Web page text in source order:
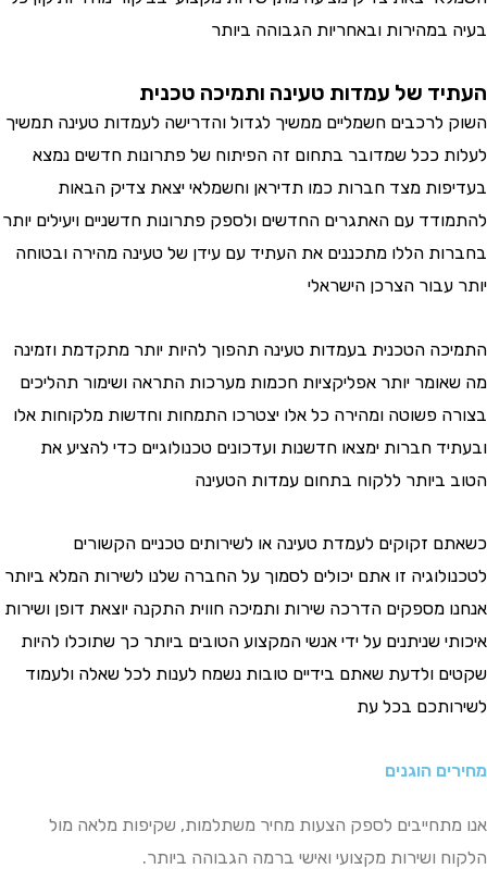
בעיה במהירות ובאחריות הגבוהה ביותר
העתיד של עמדות טעינה ותמיכה טכנית
השוק לרכבים חשמליים ממשיך לגדול והדרישה לעמדות טעינה תמשיך
לעלות ככל שמדובר בתחום זה הפיתוח של פתרונות חדשים נמצא
בעדיפות מצד חברות כמו תדיראן וחשמלאי יצאת צדיק הבאות
להתמודד עם האתגרים החדשים ולספק פתרונות חדשניים ויעילים יותר
בחברות הללו מתכננים את העתיד עם עידן של טעינה מהירה ובטוחה
יותר עבור הצרכן הישראלי
התמיכה הטכנית בעמדות טעינה תהפוך להיות יותר מתקדמת וזמינה
מה שאומר יותר אפליקציות חכמות מערכות התראה ושימור תהליכים
בצורה פשוטה ומהירה כל אלו יצטרכו התמחות וחדשות מלקוחות אלו
ובעתיד חברות ימצאו חדשנות ועדכונים טכנולוגיים כדי להציע את
הטוב ביותר ללקוח בתחום עמדות הטעינה
כשאתם זקוקים לעמדת טעינה או לשירותים טכניים הקשורים
לטכנולוגיה זו אתם יכולים לסמוך על החברה שלנו לשירות המלא ביותר
אנחנו מספקים הדרכה שירות ותמיכה חווית התקנה יוצאת דופן ושירות
איכותי שניתנים על ידי אנשי המקצוע הטובים ביותר כך שתוכלו להיות
שקטים ולדעת שאתם בידיים טובות נשמח לענות לכל שאלה ולעמוד
לשירותכם בכל עת
מחירים הוגנים
אנו מתחייבים לספק הצעות מחיר משתלמות, שקיפות מלאה מול
הלקוח ושירות מקצועי ואישי ברמה הגבוהה ביותר.